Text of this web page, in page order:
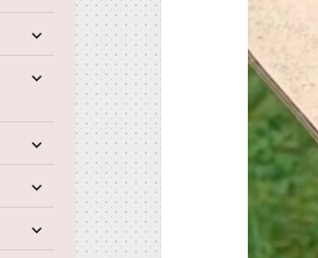
sous-
ouvrir
sous-
ouvrir
menu
ouvrir
sous-
ouvrir
sous-
ouvrir